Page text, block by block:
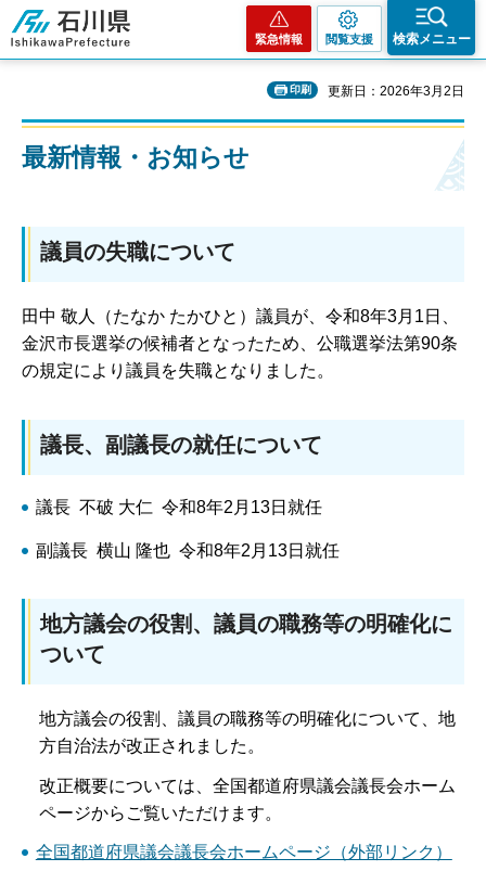
石川県
緊急情報 閲覧支援 検索メニュー
印刷 更新日：2026年3月2日
最新情報・お知らせ
議員の失職について
田中 敬人（たなか たかひと）議員が、令和8年3月1日、
金沢市長選挙の候補者となったため、公職選挙法第90条
の規定により議員を失職となりました。
議長、副議長の就任について
議長 不破 大仁 令和8年2月13日就任
副議長 横山 隆也 令和8年2月13日就任
地方議会の役割、議員の職務等の明確化に
ついて
地方議会の役割、議員の職務等の明確化について、地
方自治法が改正されました。
改正概要については、全国都道府県議会議長会ホーム
ページからご覧いただけます。
全国都道府県議会議長会ホームページ（外部リンク）